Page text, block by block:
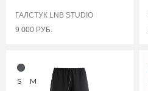
ГАЛСТУК LNB STUDIO
9 000 РУБ.
S M